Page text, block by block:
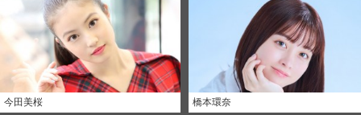
今田美桜 橋本環奈